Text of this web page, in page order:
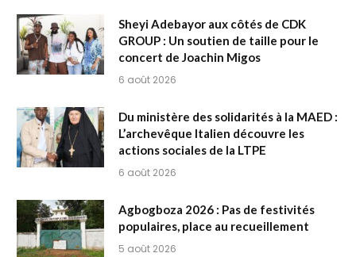
Sheyi Adebayor aux côtés de CDK
GROUP : Un soutien de taille pour le
concert de Joachin Migos
6 août 2026
Du ministère des solidarités à la MAED :
L’archevêque Italien découvre les
actions sociales de la LTPE
6 août 2026
Agbogboza 2026 : Pas de festivités
populaires, place au recueillement
5 août 2026